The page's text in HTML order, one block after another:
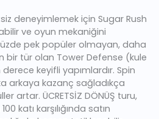
deneyimlemek için Sugar Rush
ve oyun mekaniğini
pek popüler olmayan, daha
bir tür olan Tower Defense (kule
keyifli yapımlardır. Spin
arkaya kazanç sağladıkça
artar. ÜCRETSİZ DÖNÜŞ turu,
katı karşılığında satın